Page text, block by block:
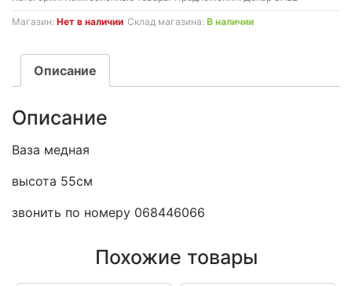
Магазин: Нет в наличии Склад магазина: В наличии
Описание
Описание
Ваза медная
высота 55см
звонить по номеру 068446066
Похожие товары